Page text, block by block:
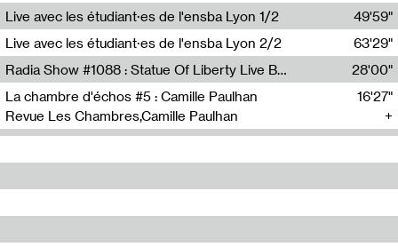
Radio Panik
Live avec les étudiant·es de l'ensba Lyon 1/2
49'59"
Live avec les étudiant·es de l'ensba Lyon 2/2
63'29"
Radia Show #1088 : Statue Of Liberty Live By Ed Baxter (Resonance)
Resonance
28'00"
La chambre d'échos #5 : Camille Paulhan
Revue Les Chambres,Camille Paulhan
16'27"